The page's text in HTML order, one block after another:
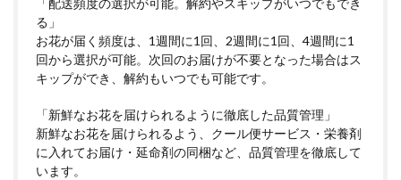
「配送頻度の選択が可能。解約やスキップがいつでもでき
る」
お花が届く頻度は、1週間に1回、2週間に1回、4週間に1
回から選択が可能。次回のお届けが不要となった場合はス
キップができ、解約もいつでも可能です。
「新鮮なお花を届けられるように徹底した品質管理」
新鮮なお花を届けられるよう、クール便サービス・栄養剤
に入れてお届け・延命剤の同梱など、品質管理を徹底して
います。